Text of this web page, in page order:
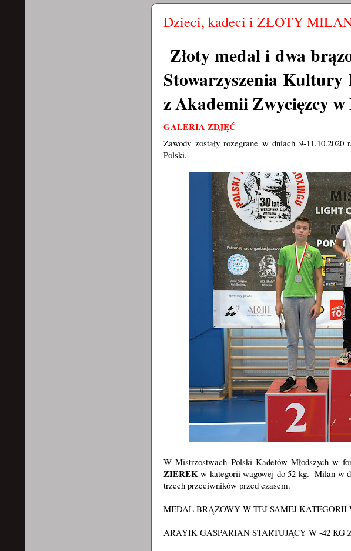
Dzieci, kadeci i ZŁOTY
Złoty medal i dwa
Stowarzyszenia
z Akademii Zwycięzcy
GALERIA ZDJĘĆ
Zawody zostały rozegrane w dniach 9-
Polski.
W Mistrzostwach Polski Kadetów Młodszych w
ZIEREK w kategorii wagowej do 52 kg. Milan w
trzech przeciwników przed czasem.
MEDAL BRĄZOWY W TEJ SAMEJ
ARAYIK GASPARIAN STARTUJĄCY W -42 KG